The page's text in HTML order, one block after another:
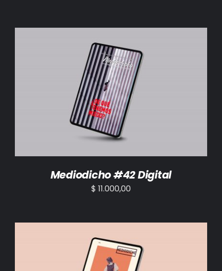
AÑADIR AL CARRITO /
Mediodicho #42 Digital
$ 11.000,00